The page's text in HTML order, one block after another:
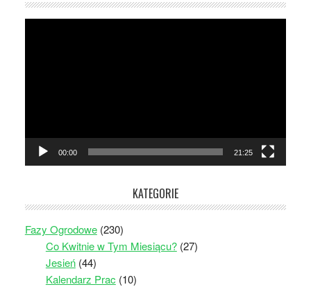
00:00 21:25
KATEGORIE
Fazy Ogrodowe(230)
Co Kwitnie w Tym Miesiącu?(27)
Jesień(44)
Kalendarz Prac (10)